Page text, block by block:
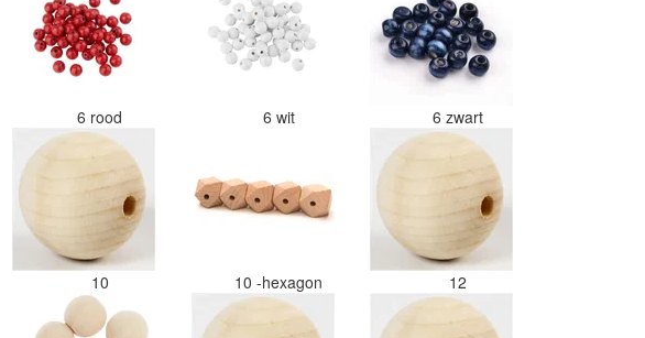
6 rood 6 wit 6 zwart
10 10 -hexagon 12